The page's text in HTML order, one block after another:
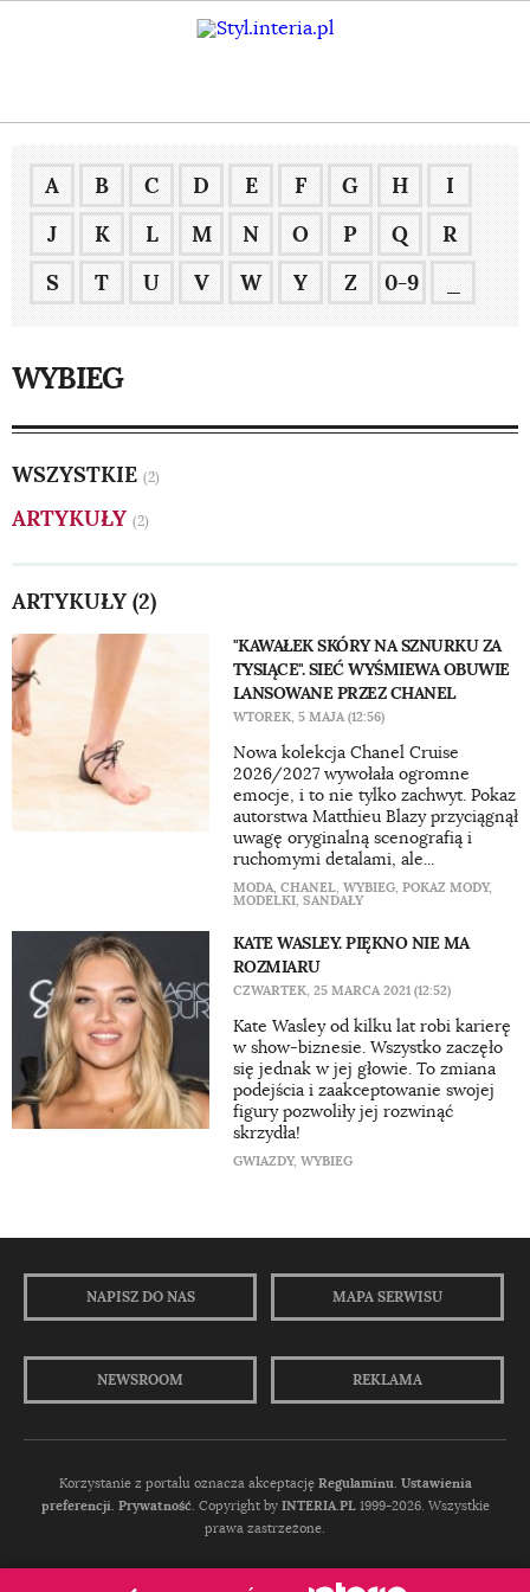
A B C D E F G H
I
J
K L M N O P Q
R
S
T U V W Y Z 0-9
WYBIEG
WSZYSTKIE (2)
ARTYKUŁY (2)
ARTYKUŁY (2)
"KAWAŁEK SKÓRY NA SZNURKU ZA
TYSIĄCE". SIEĆ WYŚMIEWA OBUWIE
LANSOWANE PRZEZ CHANEL
WTOREK, 5 MAJA (12:56)
Nowa kolekcja Chanel Cruise
2026/2027 wywołała ogromne
emocje, i to nie tylko zachwyt. Pokaz
autorstwa Matthieu Blazy przyciągnął
uwagę oryginalną scenografią i
ruchomymi detalami, ale...
MODA, CHANEL, WYBIEG, POKAZ MODY,
MODELKI, SANDAŁY
KATE WASLEY. PIĘKNO NIE MA
ROZMIARU
CZWARTEK, 25 MARCA 2021 (12:52)
Kate Wasley od kilku lat robi karierę
w show-biznesie. Wszystko zaczęło
się jednak w jej głowie. To zmiana
podejścia i zaakceptowanie swojej
figury pozwoliły jej rozwinąć
skrzydła!
GWIAZDY, WYBIEG
NAPISZ DO NAS MAPA SERWISU
NEWSROOM REKLAMA
Korzystanie z portalu oznacza akceptację Regulaminu. Ustawienia
preferencji. Prywatność. Copyright by INTERIA.PL1999-2026. Wszystkie
prawa zastrzeżone.